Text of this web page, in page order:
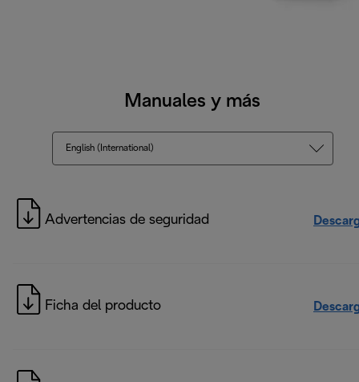
Manuales y más
English (International)
Advertencias de seguridad
Ficha del producto